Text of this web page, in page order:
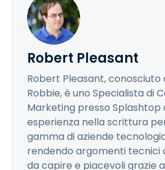
Robert Pleasant
Robert Pleasant,
Robbie, è uno Specialista di
Marketing presso Splashtop
esperienza nella scrittura
gamma di aziende
rendendo argomenti tecnici
da capire e piacevoli grazie